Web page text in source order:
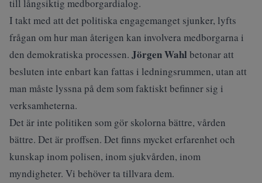
till långsiktig medborgardialog.
I takt med att det politiska engagemanget sjunker, lyfts
frågan om hur man återigen kan involvera medborgarna i
den demokratiska processen. Jörgen Wahl betonar att
besluten inte enbart kan fattas i ledningsrummen, utan att
man måste lyssna på dem som faktiskt befinner sig i
verksamheterna.
Det är inte politiken som gör skolorna bättre, vården
bättre. Det är proffsen. Det finns mycket erfarenhet och
kunskap inom polisen, inom sjukvården, inom
myndigheter. Vi behöver ta tillvara dem.